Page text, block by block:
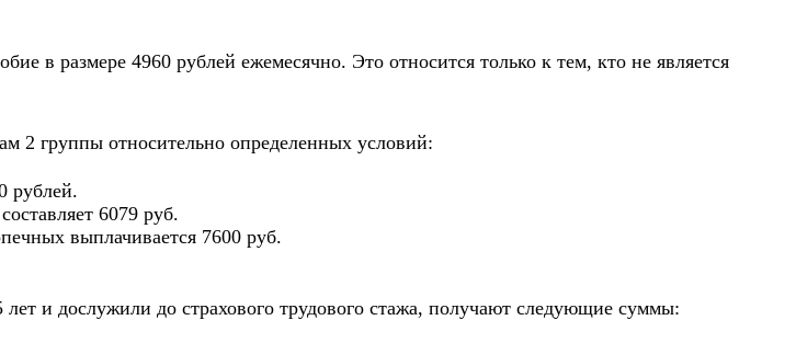
в размере 4960 рублей ежемесячно. Это относится только к тем, кто не является
2 группы относительно определенных условий:
рублей.
6079 руб.
выплачивается 7600 руб.
и дослужили до страхового трудового стажа, получают следующие суммы: